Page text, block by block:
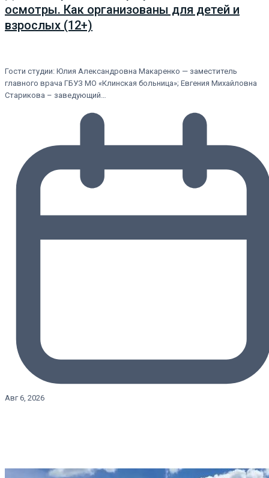
осмотры. Как организованы для детей и
взрослых (12+)
Гости студии: Юлия Александровна Макаренко — заместитель
главного врача ГБУЗ МО «Клинская больница»; Евгения Михайловна
Старикова – заведующий…
Авг 6, 2026